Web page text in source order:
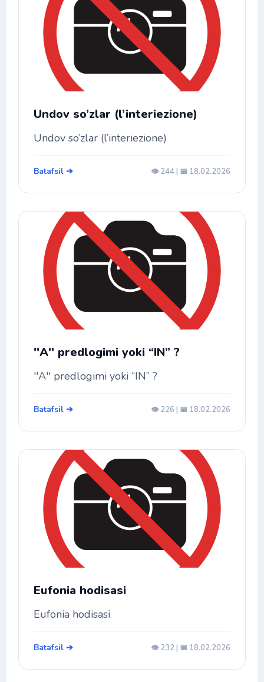
Undov so’zlar (l’interiezione)
Undov so’zlar (l’interiezione)
Batafsil ➔ 👁️ 244 | 📅 18.02.2026
''A'' predlogimi yoki “IN” ?
''A'' predlogimi yoki “IN” ?
Batafsil ➔ 👁️ 226 | 📅 18.02.2026
Eufonia hodisasi
Eufonia hodisasi
Batafsil ➔ 👁️ 232 | 📅 18.02.2026